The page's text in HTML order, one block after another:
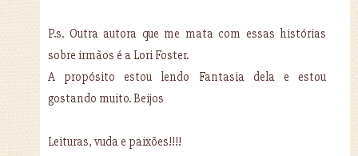
P.s. Outra autora que me mata com essas histórias
sobre irmãos é a Lori Foster.
A propósito estou lendo Fantasia dela e estou
gostando muito. Beijos
Leituras, vuda e paixões!!!!